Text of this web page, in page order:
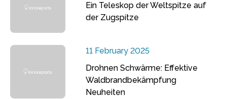
Ein Teleskop der Weltspitze auf
der Zugspitze
11 February 2025
Drohnen Schwärme: Effektive
Waldbrandbekämpfung
Neuheiten